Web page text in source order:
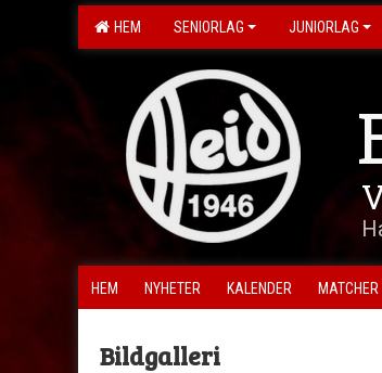
HEM SENIORLAG JUNIORLAG
HEM NYHETER KALENDER MATCHER
Bildgalleri